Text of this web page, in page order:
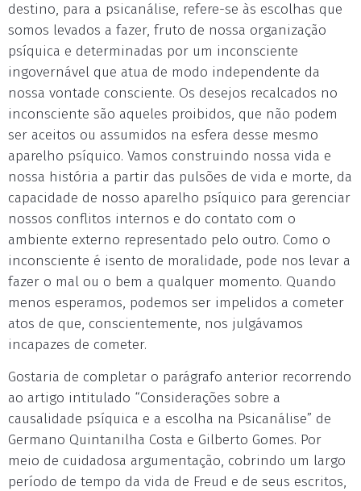
destino, para a psicanálise, refere-se às escolhas que
somos levados a fazer, fruto de nossa organização
psíquica e determinadas por um inconsciente
ingovernável que atua de modo independente da
nossa vontade consciente. Os desejos recalcados no
inconsciente são aqueles proibidos, que não podem
ser aceitos ou assumidos na esfera desse mesmo
aparelho psíquico. Vamos construindo nossa vida e
nossa história a partir das pulsões de vida e morte, da
capacidade de nosso aparelho psíquico para gerenciar
nossos conflitos internos e do contato com o
ambiente externo representado pelo outro. Como o
inconsciente é isento de moralidade, pode nos levar a
fazer o mal ou o bem a qualquer momento. Quando
menos esperamos, podemos ser impelidos a cometer
atos de que, conscientemente, nos julgávamos
incapazes de cometer.
Gostaria de completar o parágrafo anterior recorrendo
ao artigo intitulado “Considerações sobre a
causalidade psíquica e a escolha na Psicanálise” de
Germano Quintanilha Costa e Gilberto Gomes. Por
meio de cuidadosa argumentação, cobrindo um largo
período de tempo da vida de Freud e de seus escritos,